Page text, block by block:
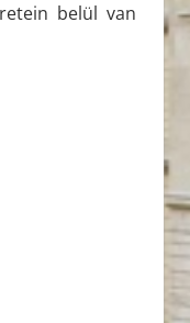
belül van